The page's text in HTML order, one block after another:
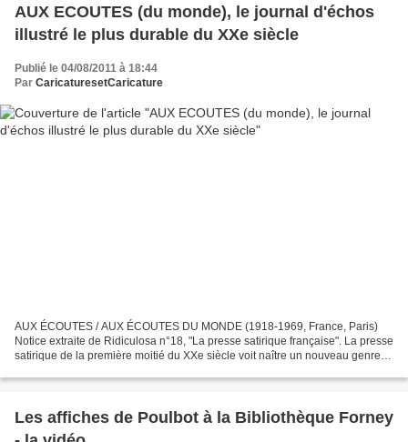
AUX ECOUTES (du monde), le journal d'échos
illustré le plus durable du XXe siècle
Publié le 04/08/2011 à 18:44
Par CaricaturesetCaricature
AUX ÉCOUTES / AUX ÉCOUTES DU MONDE (1918-1969, France, Paris)
Notice extraite de Ridiculosa n°18, "La presse satirique française". La presse
satirique de la première moitié du XXe siècle voit naître un nouveau genre,
Les affiches de Poulbot à la Bibliothèque Forney